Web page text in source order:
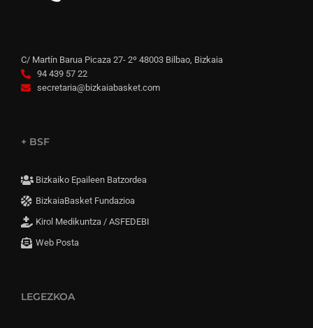
C/ Martín Barua Picaza 27- 2º 48003 Bilbao, Bizkaia
94 439 57 22
secretaria@bizkaiabasket.com
+ BSF
Bizkaiko Epaileen Batzordea
BizkaiaBasket Fundazioa
Kirol Medikuntza / ASFEDEBI
Web Posta
LEGEZKOA